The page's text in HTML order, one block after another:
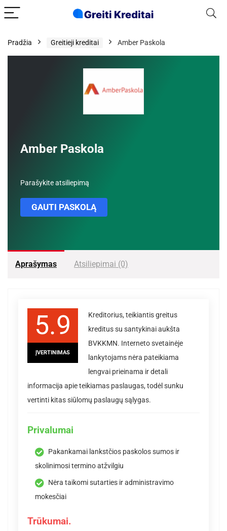
Pradžia Greitieji kreditai Amber Paskola
Amber Paskola
Parašykite atsiliepimą
GAUTI PASKOLĄ
Aprašymas Atsiliepimai (0)
5.9
ĮVERTINIMAS
Kreditorius, teikiantis greitus
kreditus su santykinai aukšta
BVKKMN. Interneto svetainėje
lankytojams nėra pateikiama
lengvai prieinama ir detali
informacija apie teikiamas paslaugas, todėl sunku
vertinti kitas siūlomų paslaugų sąlygas.
Privalumai
Pakankamai lankstčios paskolos sumos ir
skolinimosi termino atžvilgiu
Nėra taikomi sutarties ir administravimo
mokesčiai
Trūkumai.